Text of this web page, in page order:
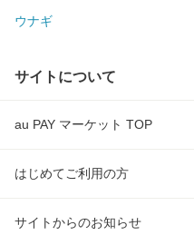
ウナギ
サイトについて
au PAY マーケット TOP
はじめてご利用の方
サイトからのお知らせ